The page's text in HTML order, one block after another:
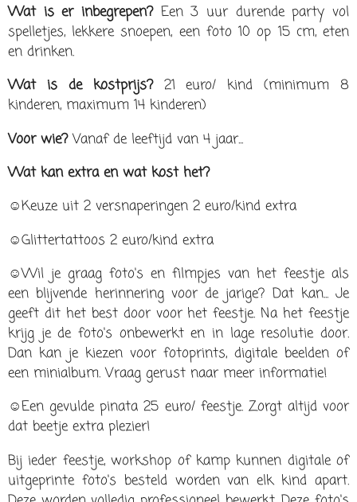
Wat is er inbegrepen?Een 3 uur durende party vol
spelletjes, lekkere snoepen, een foto 10 op 15 cm, eten
en drinken.
Wat is de kostprijs?21 euro/ kind (minimum 8
kinderen, maximum 14 kinderen)
Voor wie?Vanaf de leeftijd van 4 jaar...
Wat kan extra en wat kost het?
☺Keuze uit 2 versnaperingen 2 euro/kind extra
☺Glittertattoos 2 euro/kind extra
☺Wil je graag foto's en filmpjes van het feestje als
een blijvende herinnering voor de jarige? Dat kan... Je
geeft dit het best door voor het feestje. Na het feestje
krijg je de foto's onbewerkt en in lage resolutie door.
Dan kan je kiezen voor fotoprints, digitale beelden of
een minialbum. Vraag gerust naar meer informatie!
☺Een gevulde pinata 25 euro/ feestje. Zorgt altijd voor
dat beetje extra plezier!
Bij ieder feestje, workshop of kamp kunnen digitale of
uitgeprinte foto's besteld worden van elk kind apart.